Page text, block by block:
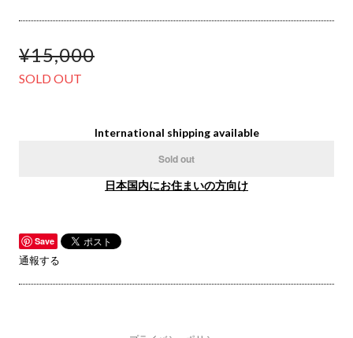
¥15,000
SOLD OUT
International shipping available
Sold out
日本国内にお住まいの方向け
Save
通報する